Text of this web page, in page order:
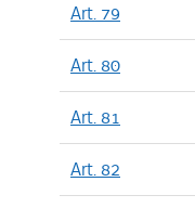
Art. 79
Art. 80
Art. 81
Art. 82